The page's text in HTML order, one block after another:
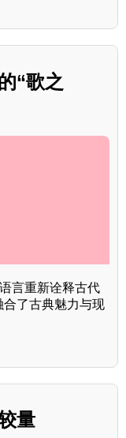
“歌之
言重新诠释古代
了古典魅力与现
量